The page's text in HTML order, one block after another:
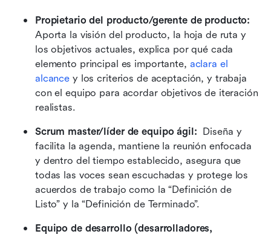
Propietario del producto/gerente de producto:
Aporta la visión del producto, la hoja de ruta y
los objetivos actuales, explica por qué cada
elemento principal es importante, aclara el
alcance y los criterios de aceptación, y trabaja
con el equipo para acordar objetivos de iteración
realistas.
Scrum master/líder de equipo ágil:
Diseña y
facilita la agenda, mantiene la reunión enfocada
y dentro del tiempo establecido, asegura que
todas las voces sean escuchadas y protege los
acuerdos de trabajo como la “Definición de
Listo” y la “Definición de Terminado”.
Equipo de desarrollo (desarrolladores,